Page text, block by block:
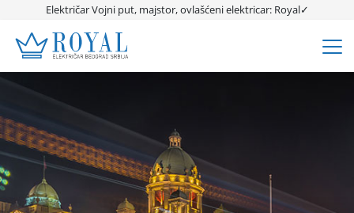
Električar Vojni put, majstor, ovlašćeni elektricar: Royal✓